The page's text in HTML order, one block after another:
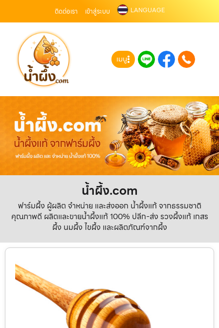
ติดต่อเรา เข้าสู่ระบบ LANGUAGE
เมนู
น้ำผึ้ง.com
ฟาร์มผึ้ง ผู้ผลิต จำหน่าย และส่งออก น้ำผึ้งแท้ จากธรรมชาติ
คุณภาพดี ผลิตและขายน้ำผึ้งแท้ 100% ปลีก-ส่ง รวงผึ้งแท้ เกสร
ผึ้ง นมผึ้ง ไขผึ้ง และผลิตภัณฑ์จากผึ้ง